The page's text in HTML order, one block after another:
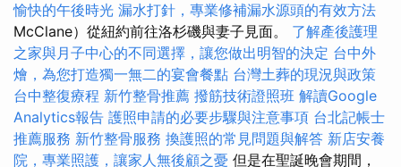
愉快的午後時光 漏水打針，專業修補漏水源頭的有效方法
McClane）從紐約前往洛杉磯與妻子見面。 了解產後護理
之家與月子中心的不同選擇，讓您做出明智的決定 台中外
燴，為您打造獨一無二的宴會餐點 台灣土葬的現況與政策
台中整復療程 新竹整骨推薦 撥筋技術證照班 解讀Google
Analytics報告 護照申請的必要步驟與注意事項 台北記帳士
推薦服務 新竹整骨服務 換護照的常見問題與解答 新店安養
院，專業照護，讓家人無後顧之憂 但是在聖誕晚會期間，